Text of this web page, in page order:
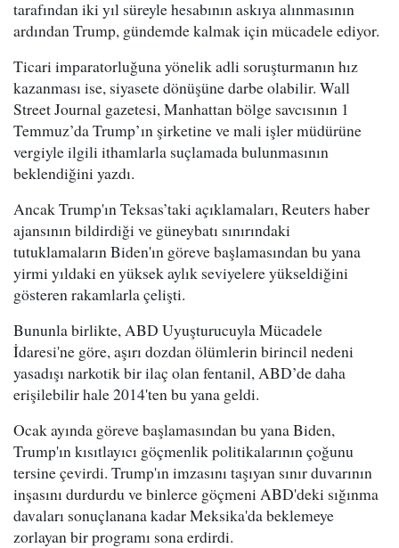
tarafından iki yıl süreyle hesabının askıya alınmasının
ardından Trump, gündemde kalmak için mücadele ediyor.
Ticari imparatorluğuna yönelik adli soruşturmanın hız
kazanması ise, siyasete dönüşüne darbe olabilir. Wall
Street Journal gazetesi, Manhattan bölge savcısının 1
Temmuz’da Trump’ın şirketine ve mali işler müdürüne
vergiyle ilgili ithamlarla suçlamada bulunmasının
beklendiğini yazdı.
Ancak Trump'ın Teksas’taki açıklamaları, Reuters haber
ajansının bildirdiği ve güneybatı sınırındaki
tutuklamaların Biden'ın göreve başlamasından bu yana
yirmi yıldaki en yüksek aylık seviyelere yükseldiğini
gösteren rakamlarla çelişti.
Bununla birlikte, ABD Uyuşturucuyla Mücadele
İdaresi'ne göre, aşırı dozdan ölümlerin birincil nedeni
yasadışı narkotik bir ilaç olan fentanil, ABD’de daha
erişilebilir hale 2014'ten bu yana geldi.
Ocak ayında göreve başlamasından bu yana Biden,
Trump'ın kısıtlayıcı göçmenlik politikalarının çoğunu
tersine çevirdi. Trump'ın imzasını taşıyan sınır duvarının
inşasını durdurdu ve binlerce göçmeni ABD'deki sığınma
davaları sonuçlanana kadar Meksika'da beklemeye
zorlayan bir programı sona erdirdi.